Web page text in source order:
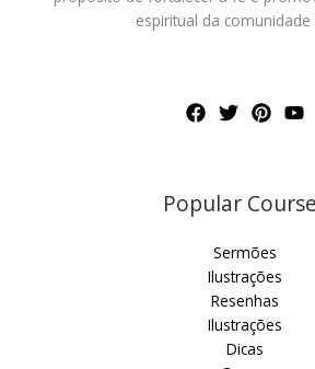
espiritual da comunidade
Popular
Sermões
Ilustrações
Resenhas
Ilustrações
Dicas